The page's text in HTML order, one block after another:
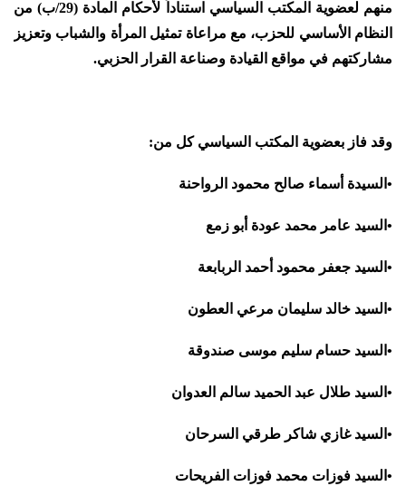
منهم لعضوية المكتب السياسي استناداً لأحكام المادة (29/ب) من
النظام الأساسي للحزب، مع مراعاة تمثيل المرأة والشباب وتعزيز
مشاركتهم في مواقع القيادة وصناعة القرار الحزبي.
وقد فاز بعضوية المكتب السياسي كل من:
• السيدة أسماء صالح محمود الرواحنة
• السيد عامر محمد عودة أبو زمع
• السيد جعفر محمود أحمد الربابعة
• السيد خالد سليمان مرعي العطون
• السيد حسام سليم موسى صندوقة
• السيد طلال عبد الحميد سالم العدوان
• السيد غازي شاكر طرقي السرحان
• السيد فوزات محمد فوزات الفريحات